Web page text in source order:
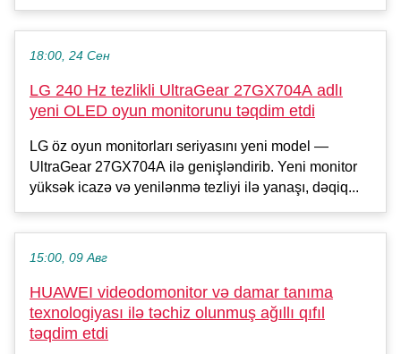
18:00, 24 Сен
LG 240 Hz tezlikli UltraGear 27GX704A adlı
yeni OLED oyun monitorunu təqdim etdi
LG öz oyun monitorları seriyasını yeni model —
UltraGear 27GX704A ilə genişləndirib. Yeni monitor
yüksək icazə və yenilənmə tezliyi ilə yanaşı, dəqiq...
15:00, 09 Авг
HUAWEI videodomonitor və damar tanıma
texnologiyası ilə təchiz olunmuş ağıllı qıfıl
təqdim etdi